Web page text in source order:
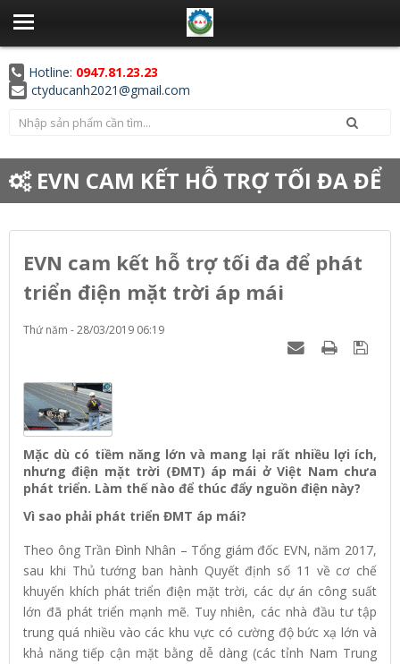
Hotline: 0947.81.23.23
ctyducanh2021@gmail.com
EVN CAM KẾT HỖ TRỢ TỐI ĐA ĐỂ
PHÁT TRIỂN ĐIỆN MẶT TRỜI ÁP MÁI
EVN cam kết hỗ trợ tối đa để phát
triển điện mặt trời áp mái
Thứ năm - 28/03/2019 06:19
Mặc dù có tiềm năng lớn và mang lại rất nhiều lợi ích,
nhưng điện mặt trời (ĐMT) áp mái ở Việt Nam chưa
phát triển. Làm thế nào để thúc đẩy nguồn điện này?
Vì sao phải phát triển ĐMT áp mái?
Theo ông Trần Đình Nhân – Tổng giám đốc EVN, năm 2017,
sau khi Thủ tướng ban hành Quyết định số 11 về cơ chế
khuyến khích phát triển điện mặt trời, các dự án công suất
lớn đã phát triển mạnh mẽ. Tuy nhiên, các nhà đầu tư tập
trung quá nhiều vào các khu vực có cường độ bức xạ lớn và
khả năng tiếp cận mặt bằng dễ dàng (các tỉnh Nam Trung